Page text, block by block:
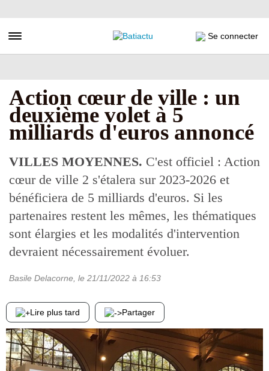
au
principal
Toggle navigation Se connecter
Action cœur de ville : un
deuxième volet à 5
milliards d'euros annoncé
VILLES MOYENNES. C'est officiel : Action
cœur de ville 2 s'étalera sur 2023-2026 et
bénéficiera de 5 milliards d'euros. Si les
partenaires restent les mêmes, les thématiques
sont élargies et les modalités d'intervention
devraient nécessairement évoluer.
Basile Delacorne , le 21/11/2022 à 16:53
Lire plus tard Partager